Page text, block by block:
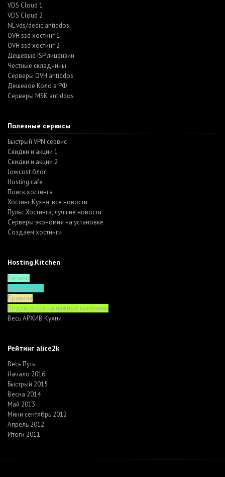
VDS Cloud 1
VDS Cloud 2
NL vds/dedic antiddos
OVH ssd хостинг 1
OVH ssd хостинг 2
Дешевые ISP лицензии
Честные складчины
Серверы OVH antiddos
Дешевое Коло в РФ
Серверы MSK antiddos
Полезные сервисы
Быстрый VPN сервис
Скидки и акции 1
Скидки и акции 2
lowcost блог
Hosting.cafe
Поиск хостинга
Хостинг Кухня, все новости
Пульс Хостинга, лучшие новости
Серверы экономия на установке
Создаем хостинги
Hosting.Kitchen
Начало
Функционал
Правила
Подписаться на нужные компании
Весь АРХИВ Кухни
Рейтинг alice2k
Весь Путь
Начало 2016
Быстрый 2015
Весна 2014
Май 2013
Мини сентябрь 2012
Апрель 2012
Итоги 2011